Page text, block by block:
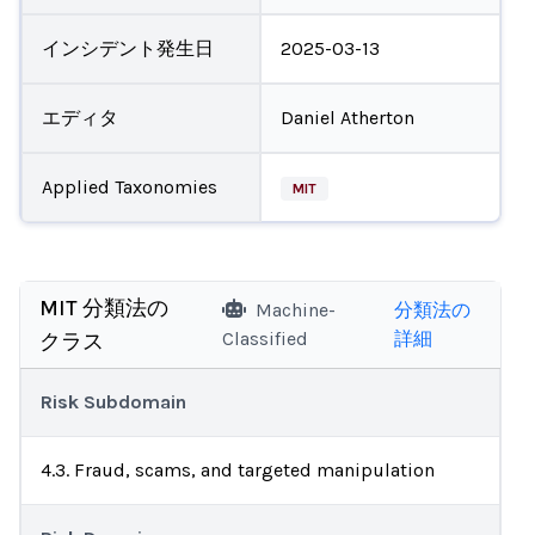
インシデント発生日 2025-03-13
エディタ Daniel Atherton
Applied Taxonomies MIT
MIT 分類法の
クラス
Machine-
Classified
分類法の
詳細
Risk Subdomain
4.3. Fraud, scams, and targeted manipulation